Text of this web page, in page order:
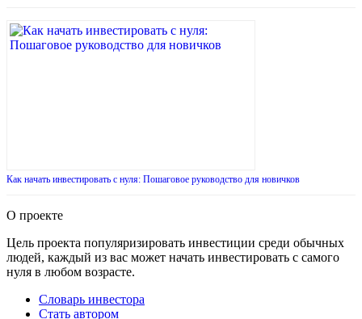
Как начать инвестировать с нуля: Пошаговое руководство для новичков
О проекте
Цель проекта популяризировать инвестиции среди обычных
людей, каждый из вас может начать инвестировать с самого
нуля в любом возрасте.
Словарь инвестора
Стать автором